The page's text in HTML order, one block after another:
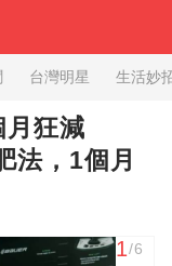
台灣明星 生活妙
月狂減
法，1個月
1/6